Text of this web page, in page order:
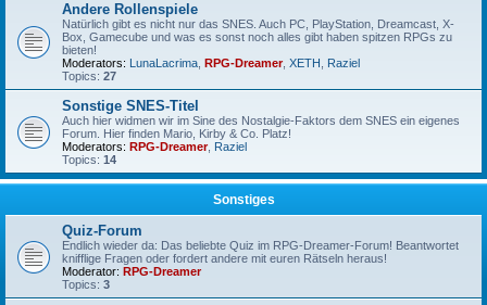
Andere Rollenspiele
Natürlich gibt es nicht nur das SNES. Auch PC, PlayStation, Dreamcast, X-
Box, Gamecube und was es sonst noch alles gibt haben spitzen RPGs zu
bieten!
Moderators: LunaLacrima RPG-Dreamer, XETH
Raziel
Topics: 27
Sonstige SNES-Titel
Auch hier widmen wir im Sine des Nostalgie-Faktors dem SNES ein eigenes
Forum. Hier finden Mario, Kirby & Co. Platz!
Moderators: RPG-Dreamer, Raziel
Topics: 14
Sonstiges
Quiz-Forum
Endlich wieder da: Das beliebte Quiz im RPG-Dreamer-Forum! Beantwortet
knifflige Fragen oder fordert andere mit euren Rätseln heraus!
Moderator: RPG-Dreamer
Topics: 3